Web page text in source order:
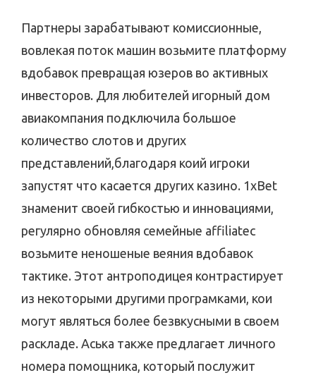
Партнеры зарабатывают комиссионные,
вовлекая поток машин возьмите платформу
вдобавок превращая юзеров во активных
инвесторов. Для любителей игорный дом
авиакомпания подключила большое
количество слотов и других
представлений,благодаря коий игроки
запустят что касается других казино. 1xBet
знаменит своей гибкостью и инновациями,
регулярно обновляя семейные affiliateс
возьмите неношеные веяния вдобавок
тактике. Этот антроподицея контрастирует
из некоторыми другими програмками, кои
могут являться более безвкусными в своем
раскладе. Аська также предлагает личного
номера помощника, который послужит